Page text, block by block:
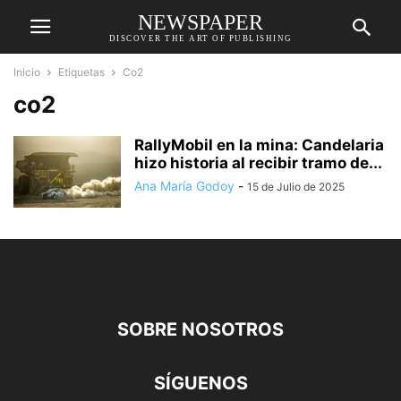
NEWSPAPER
DISCOVER THE ART OF PUBLISHING
Inicio Etiquetas Co2
co2
RallyMobil en la mina: Candelaria
hizo historia al recibir tramo de...
Ana María Godoy - 15 de Julio de 2025
SOBRE NOSOTROS
SÍGUENOS